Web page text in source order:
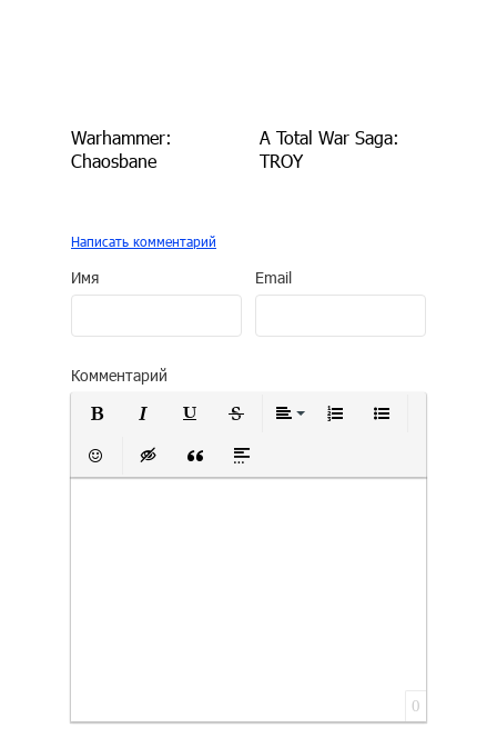
Warhammer:
Chaosbane
A Total War Saga:
TROY
Написать комментарий
Имя Email
Комментарий
Полужирный
Вставить смайлик
Вставка скрытого текста
Вставка цитаты
Вставка спойлера
0